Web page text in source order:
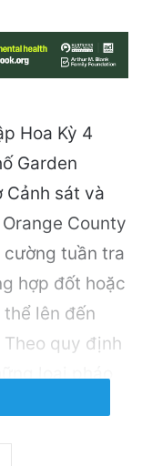
Hoa Kỳ 4
Garden
Cảnh sát và
County
tuần tra
hợp đốt hoặc
lên đến
quy định
loại pháo
California